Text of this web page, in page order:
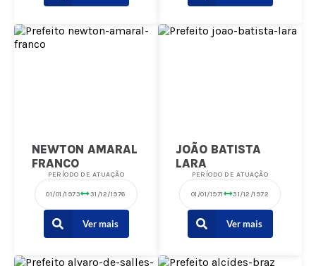
NEWTON AMARAL
FRANCO
PERÍODO DE ATUAÇÃO
01/01/1973 31/12/1976
Ver mais
JOÃO BATISTA
LARA
PERÍODO DE ATUAÇÃO
01/01/1971 31/12/1972
Ver mais